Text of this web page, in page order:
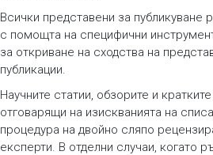
Всички представени за публикуване
с помощта на специфични
за откриване на сходства на
публикации.
Научните статии, обзорите и
отговарящи на изискванията на
процедура на двойно сляпо
експерти. В отделни случаи, когато